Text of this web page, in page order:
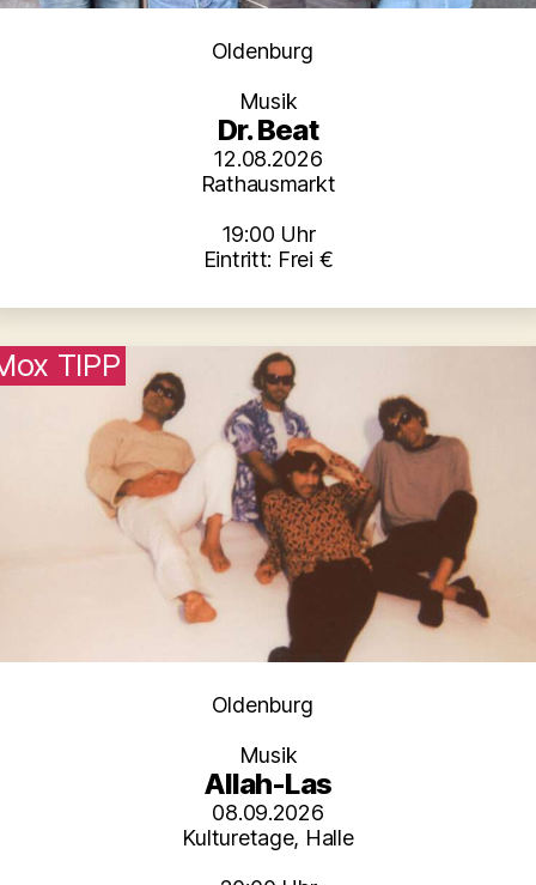
Kategorien
Oldenburg
Musik
Dr. Beat
12.08.2026
Rathausmarkt
19:00 Uhr
Eintritt: Frei €
TIPP
Kategorien
Oldenburg
Musik
Allah-Las
08.09.2026
Kulturetage, Halle